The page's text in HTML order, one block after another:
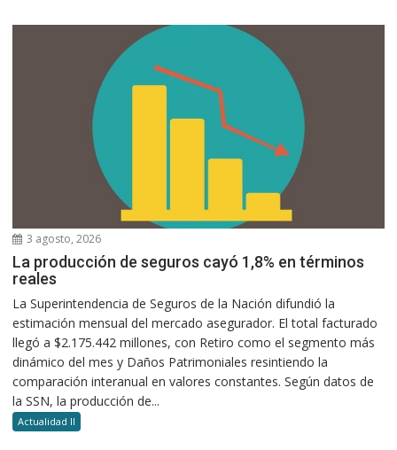
3 agosto, 2026
La producción de seguros cayó 1,8% en términos
reales
La Superintendencia de Seguros de la Nación difundió la
estimación mensual del mercado asegurador. El total facturado
llegó a $2.175.442 millones, con Retiro como el segmento más
dinámico del mes y Daños Patrimoniales resintiendo la
comparación interanual en valores constantes. Según datos de
la SSN, la producción de...
Actualidad II